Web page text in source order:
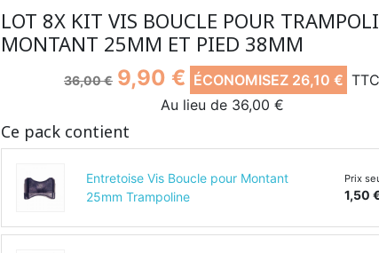
LOT 8X KIT VIS BOUCLE POUR
MONTANT 25MM ET PIED 38MM
36,00 € 9,90 € ÉCONOMISEZ 26,10 € TTC
Au lieu de 36,00 €
Ce pack contient
Entretoise Vis Boucle pour Montant
25mm Trampoline
Prix
1,50